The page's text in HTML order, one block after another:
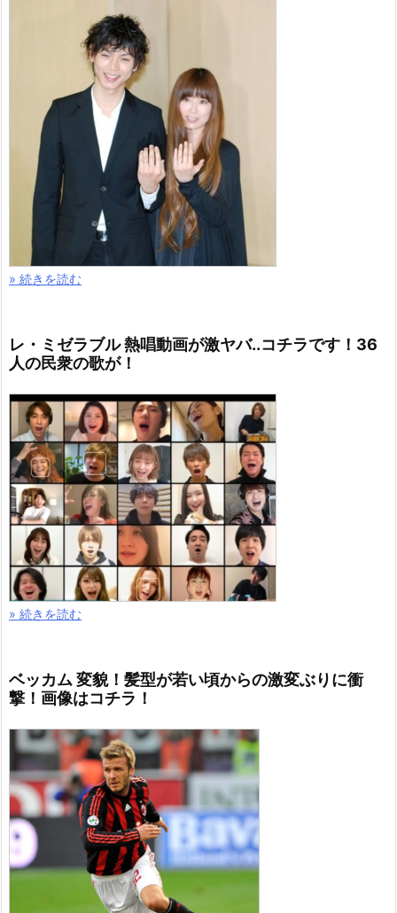
» 続きを読む
レ・ミゼラブル 熱唱動画が激ヤバ..コチラです！36
人の民衆の歌が！
» 続きを読む
ベッカム 変貌！髪型が若い頃からの激変ぶりに衝
撃！画像はコチラ！